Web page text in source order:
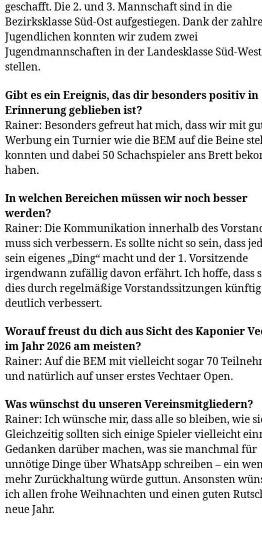
geschafft. Die 2. und 3. Mannschaft sind in die
Bezirksklasse Süd-Ost aufgestiegen. Dank der
Jugendlichen konnten wir zudem zwei
Jugendmannschaften in der Landesklasse Süd-West
stellen.
Gibt es ein Ereignis, das dir besonders positiv in
Erinnerung geblieben ist?
Rainer: Besonders gefreut hat mich, dass wir mit
Werbung ein Turnier wie die BEM auf die Beine
konnten und dabei 50 Schachspieler ans Brett
haben.
In welchen Bereichen müssen wir noch besser
werden?
Rainer: Die Kommunikation innerhalb des
muss sich verbessern. Es sollte nicht so sein, dass
sein eigenes „Ding“ macht und der 1. Vorsitzende
irgendwann zufällig davon erfährt. Ich hoffe, dass
dies durch regelmäßige Vorstandssitzungen künftig
deutlich verbessert.
Worauf freust du dich aus Sicht des Kaponier
im Jahr 2026 am meisten?
Rainer: Auf die BEM mit vielleicht sogar 70
und natürlich auf unser erstes Vechtaer Open.
Was wünschst du unseren Vereinsmitgliedern?
Rainer: Ich wünsche mir, dass alle so bleiben, wie
Gleichzeitig sollten sich einige Spieler vielleicht
Gedanken darüber machen, was sie manchmal für
unnötige Dinge über WhatsApp schreiben – ein
mehr Zurückhaltung würde guttun. Ansonsten
ich allen frohe Weihnachten und einen guten
neue Jahr.